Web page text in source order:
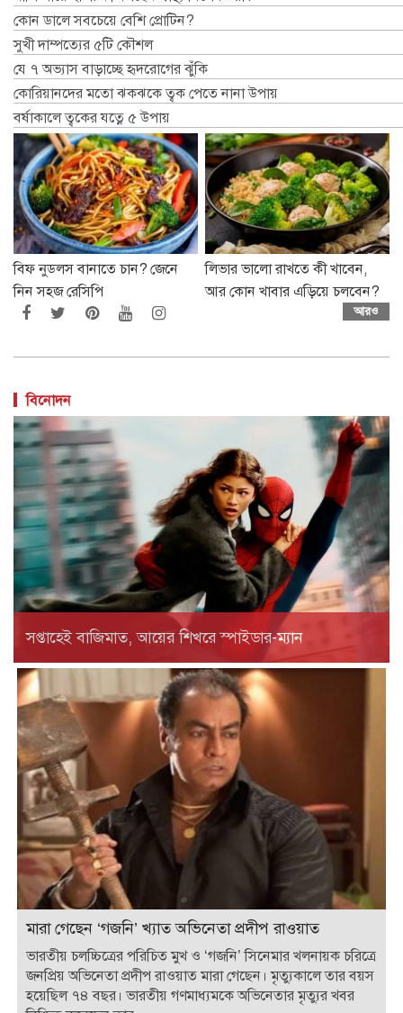
কোন ডালে সবচেয়ে বেশি প্রোটিন?
সুখী দাম্পত্যের ৫টি কৌশল
যে ৭ অভ্যাস বাড়াচ্ছে হৃদরোগের ঝুঁকি
কোরিয়ানদের মতো ঝকঝকে ত্বক পেতে নানা উপায়
বর্ষাকালে ত্বকের যত্নে ৫ উপায়
বিফ নুডলস বানাতে চান? জেনে
নিন সহজ রেসিপি
লিভার ভালো রাখতে কী খাবেন,
আর কোন খাবার এড়িয়ে চলবেন?
আরও
বিনোদন
সপ্তাহেই বাজিমাত, আয়ের শিখরে স্পাইডার-ম্যান
মারা গেছেন ‘গজনি’ খ্যাত অভিনেতা প্রদীপ রাওয়াত
ভারতীয় চলচ্চিত্রের পরিচিত মুখ ও ‘গজনি’ সিনেমার খলনায়ক চরিত্রে
জনপ্রিয় অভিনেতা প্রদীপ রাওয়াত মারা গেছেন। মৃত্যুকালে তার বয়স
হয়েছিল ৭৪ বছর। ভারতীয় গণমাধ্যমকে অভিনেতার মৃত্যুর খবর